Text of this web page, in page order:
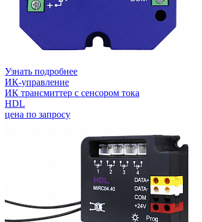
Узнать подробнее
ИК-управление
ИК трансмиттер с сенсором тока
HDL
цена по запросу